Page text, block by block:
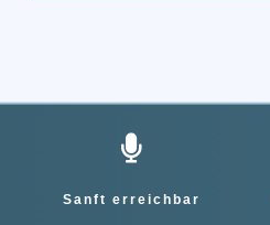
Sanft erreichbar